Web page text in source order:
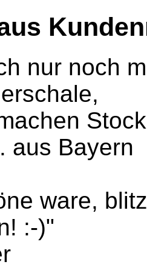
nur noch
aus Bayern
ware,
:-)"